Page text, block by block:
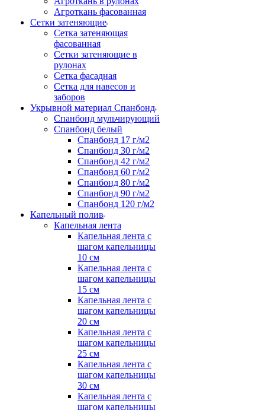
Агроткань фасованная
Сетки затеняющие
Сетка затеняющая
фасованная
Сетки затеняющие в
рулонах
Сетка фасадная
Сетка для навесов и
заборов
Укрывной материал Спанбонд
Спанбонд мульчирующий
Спанбонд белый
Спанбонд 17 г/м2
Спанбонд 30 г/м2
Спанбонд 42 г/м2
Спанбонд 60 г/м2
Спанбонд 80 г/м2
Спанбонд 90 г/м2
Спанбонд 120 г/м2
Капельный полив
Капельная лента
Капельная лента с
шагом капельницы
10 см
Капельная лента с
шагом капельницы
15 см
Капельная лента с
шагом капельницы
20 см
Капельная лента с
шагом капельницы
25 см
Капельная лента с
шагом капельницы
30 см
Капельная лента с
шагом капельницы